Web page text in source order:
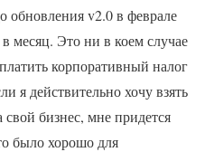
обновления v2.0 в феврале
месяц. Это ни в коем случае
корпоративный налог
я действительно хочу взять
свой бизнес, мне придется
было хорошо для